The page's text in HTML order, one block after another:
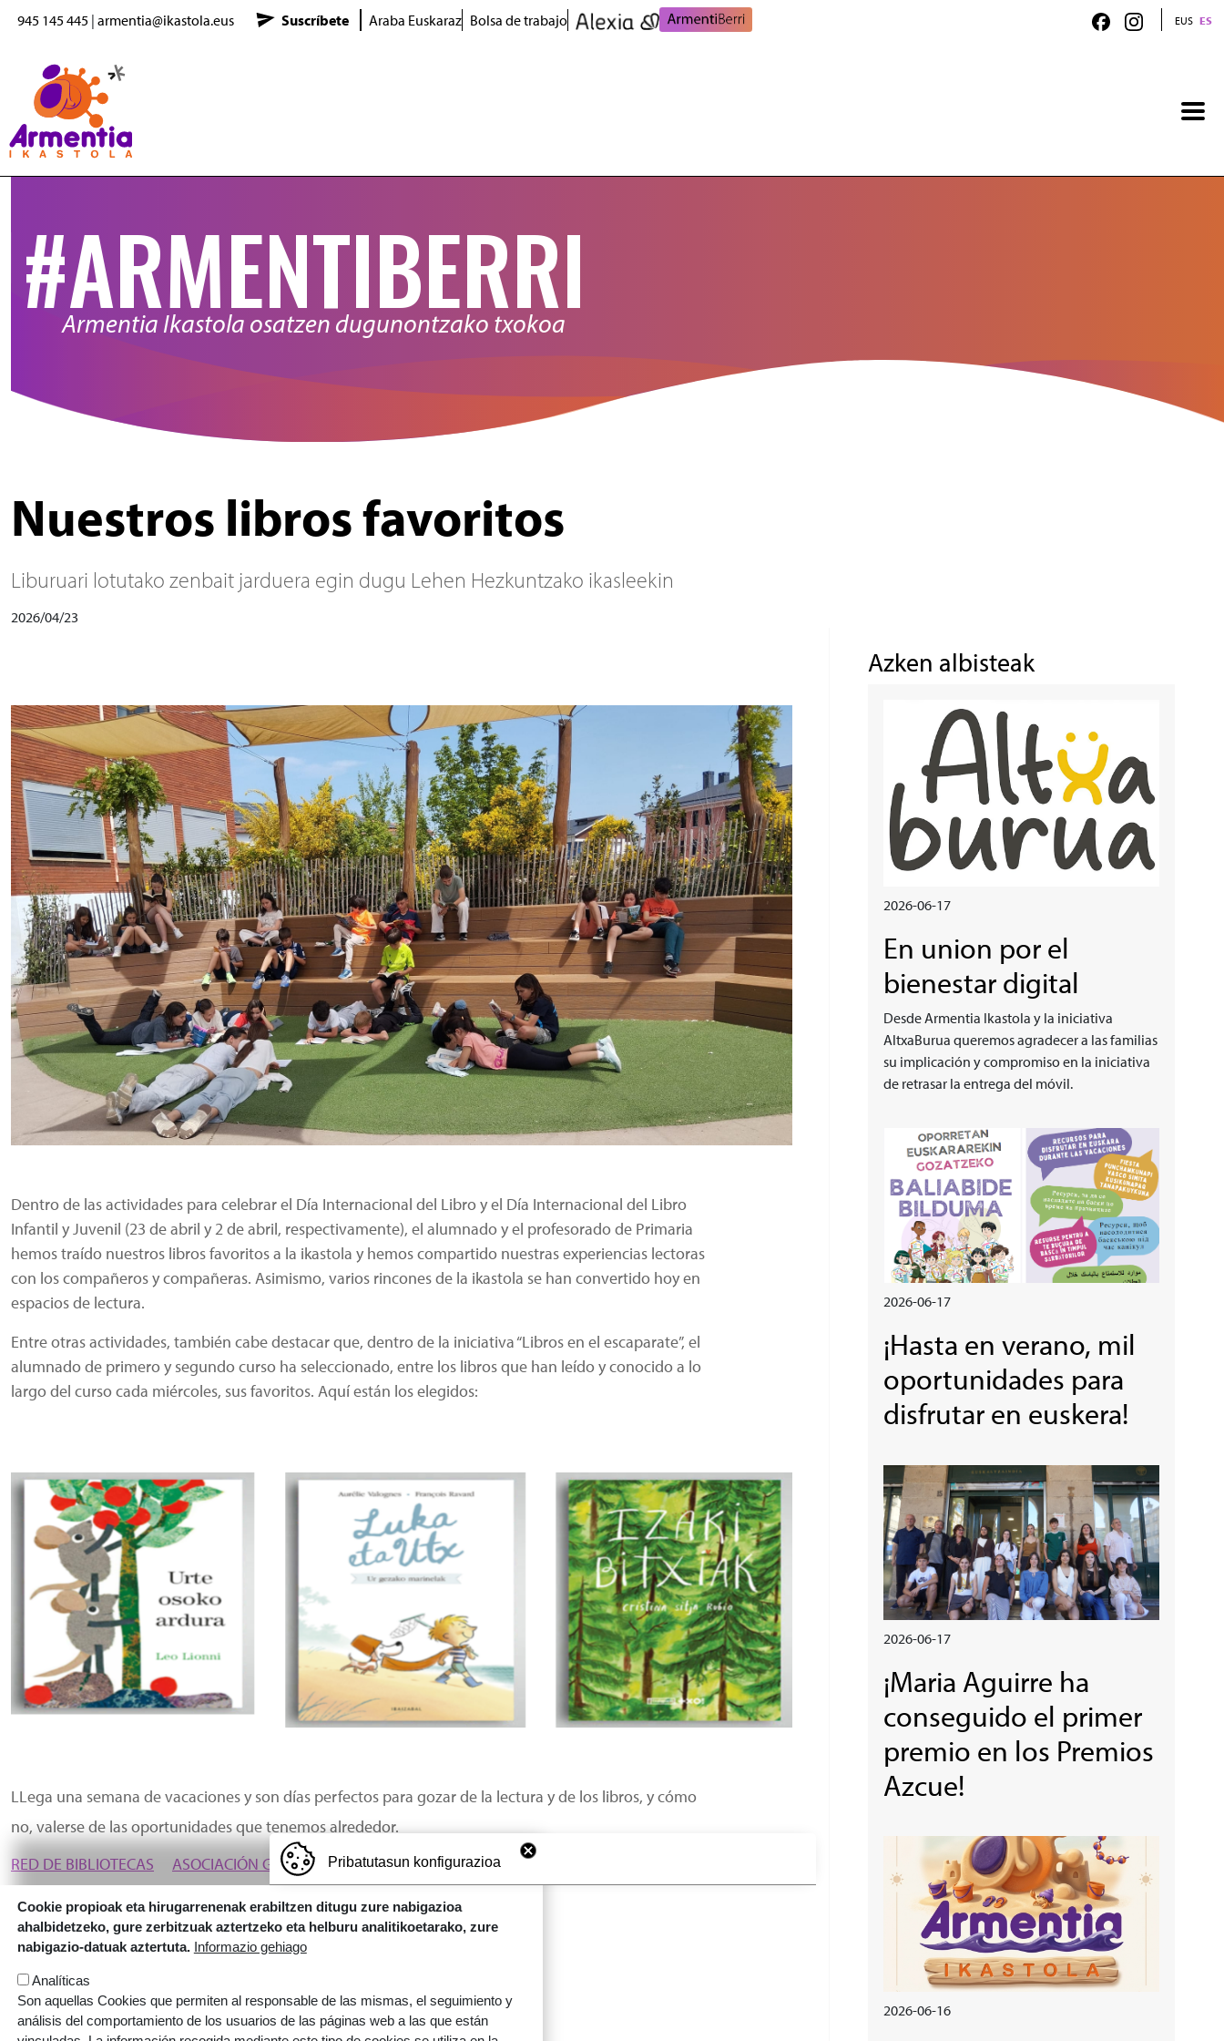
Pasar al contenido principal
945 145 445| armentia@ikastola.eus Suscríbete Araba Euskaraz Bolsa de trabajo EUS ES
#ARMENTIBERRI
Armentia Ikastola osatzen dugunontzako txokoa
Nuestros libros favoritos
Liburuari lotutako zenbait jarduera egin dugu Lehen Hezkuntzako ikasleekin
2026/04/23
Irudia
Dentro de las actividades para celebrar el Día Internacional del Libro y el Día Internacional del Libro
Infantil y Juvenil (23 de abril y 2 de abril, respectivamente), el alumnado y el profesorado de Primaria
hemos traído nuestros libros favoritos a la ikastola y hemos compartido nuestras experiencias lectoras
con los compañeros y compañeras. Asimismo, varios rincones de la ikastola se han convertido hoy en
espacios de lectura.
Entre otras actividades, también cabe destacar que, dentro de la iniciativa “Libros en el escaparate”, el
alumnado de primero y segundo curso ha seleccionado, entre los libros que han leído y conocido a lo
largo del curso cada miércoles, sus favoritos. Aquí están los elegidos:
LLega una semana de vacaciones y son días perfectos para gozar de la lectura y de los libros, y cómo
no, valerse de las oportunidades que tenemos alrededor.
RED DE BIBLIOTECAS
ASOCIACIÓN GALTZAGORRI JUUL KANPAINA
Azken albisteak
2026-06-17
En union por el
bienestar digital
Desde Armentia Ikastola y la iniciativa
AltxaBurua queremos agradecer a las familias
su implicación y compromiso en la iniciativa
de retrasar la entrega del móvil.
2026-06-17
¡Hasta en verano, mil
oportunidades para
disfrutar en euskera!
Irudia
2026-06-17
¡Maria Aguirre ha
conseguido el primer
premio en los Premios
Azcue!
2026-06-16
Pribatutasun konfigurazioa
Cookie propioak eta hirugarrenenak erabiltzen ditugu zure nabigazioa
ahalbidetzeko, gure zerbitzuak aztertzeko eta helburu analitikoetarako, zure
nabigazio-datuak aztertuta. Informazio gehiago
Analíticas
Son aquellas Cookies que permiten al responsable de las mismas, el seguimiento y
análisis del comportamiento de los usuarios de las páginas web a las que están